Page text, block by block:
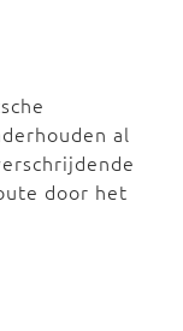
al
door het